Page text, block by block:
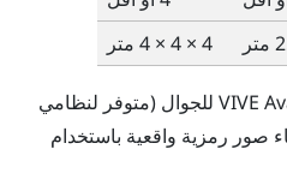
4 × 4 × 4 متر
VIVE للجوال (متوفر لنظامي
صور رمزية واقعية باستخدام